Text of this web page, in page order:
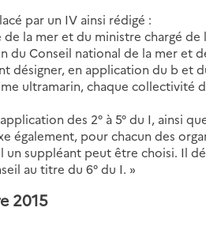
par un IV ainsi rédigé :
la mer et du ministre chargé
du Conseil national de la mer et
désigner, en application du b et
ultramarin, chaque collectivité
des 2° à 5° du I, ainsi
également, pour chacun des
un suppléant peut être choisi. Il
au titre du 6° du I. »
2015